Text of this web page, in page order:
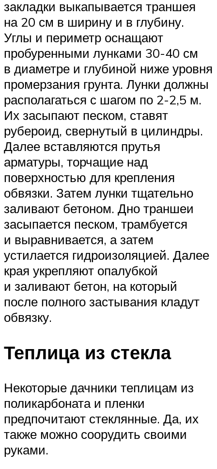
закладки выкапывается траншея
на 20 см в ширину и в глубину.
Углы и периметр оснащают
пробуренными лунками 30-40 см
в диаметре и глубиной ниже уровня
промерзания грунта. Лунки должны
располагаться с шагом по 2-2,5 м.
Их засыпают песком, ставят
рубероид, свернутый в цилиндры.
Далее вставляются прутья
арматуры, торчащие над
поверхностью для крепления
обвязки. Затем лунки тщательно
заливают бетоном. Дно траншеи
засыпается песком, трамбуется
и выравнивается, а затем
устилается гидроизоляцией. Далее
края укрепляют опалубкой
и заливают бетон, на который
после полного застывания кладут
обвязку.
Теплица из стекла
Некоторые дачники теплицам из
поликарбоната и пленки
предпочитают стеклянные. Да, их
также можно соорудить своими
руками.